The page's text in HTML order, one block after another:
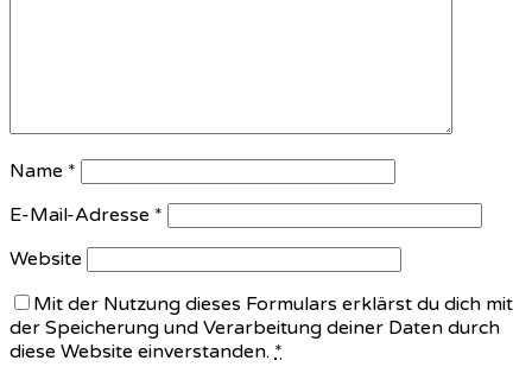
Name *
E-Mail-Adresse *
Website
Mit der Nutzung dieses Formulars erklärst du dich mit
der Speicherung und Verarbeitung deiner Daten durch
diese Website einverstanden. *